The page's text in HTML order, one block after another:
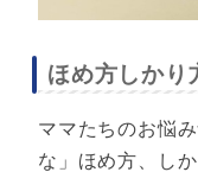
ほめ方しかり
ママたちのお悩
な」ほめ方、し